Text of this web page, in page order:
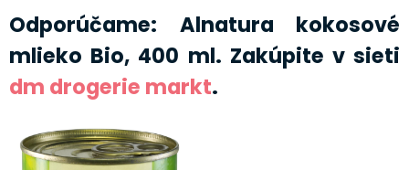
Odporúčame: Alnatura kokosové
mlieko Bio, 400 ml. Zakúpite v sieti
dm drogerie markt.